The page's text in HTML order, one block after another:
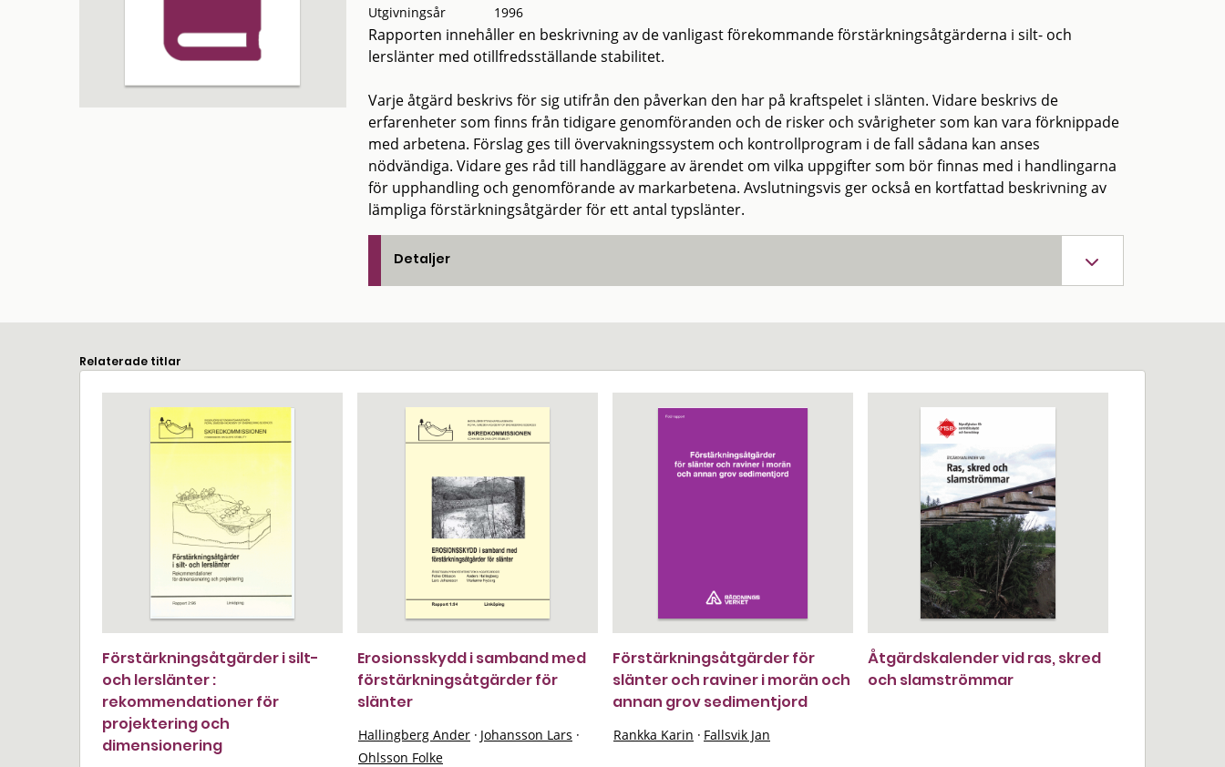
Utgivningsår
1996
Rapporten innehåller en beskrivning av de vanligast förekommande förstärkningsåtgärderna i silt- och
lerslänter med otillfredsställande stabilitet.
Varje åtgärd beskrivs för sig utifrån den påverkan den har på kraftspelet i slänten. Vidare beskrivs de
erfarenheter som finns från tidigare genomföranden och de risker och svårigheter som kan vara förknippade
med arbetena. Förslag ges till övervakningssystem och kontrollprogram i de fall sådana kan anses
nödvändiga. Vidare ges råd till handläggare av ärendet om vilka uppgifter som bör finnas med i handlingarna
för upphandling och genomförande av markarbetena. Avslutningsvis ger också en kortfattad beskrivning av
lämpliga förstärkningsåtgärder för ett antal typslänter.
Detaljer
Relaterade titlar
Förstärkningsåtgärder i silt-
och lerslänter :
rekommendationer för
projektering och
dimensionering
Erosionsskydd i samband med
förstärkningsåtgärder för
slänter
Hallingberg Ander · Johansson Lars ·
Ohlsson Folke
Förstärkningsåtgärder för
slänter och raviner i morän och
annan grov sedimentjord
Rankka Karin · Fallsvik Jan
Åtgärdskalender vid ras, skred
och slamströmmar